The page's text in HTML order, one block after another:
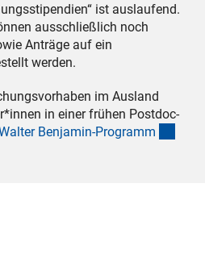
ist auslaufend.
ausschließlich noch
Anträge auf ein
werden.
im Ausland
in einer frühen Postdoc-
Benjamin-Programm